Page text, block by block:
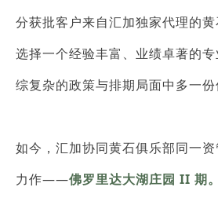
分获批客户来自汇加独家代理的黄
选择一个经验丰富、业绩卓著的
综复杂的政策与排期局面中多一份
如今，汇加协同黄石俱乐部同一
力作——佛罗里达大湖庄园 II 期。